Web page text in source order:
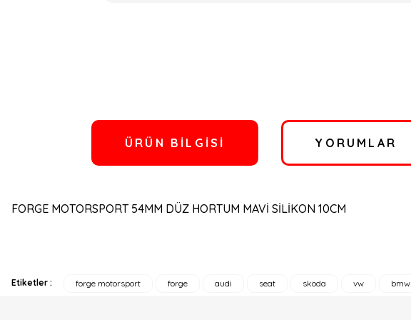
ÜRÜN BILGISI YORUMLAR
FORGE MOTORSPORT 54MM DÜZ HORTUM MAVİ SİLİKON 10CM
Etiketler : forge motorsport forge audi seat skoda vw bmw